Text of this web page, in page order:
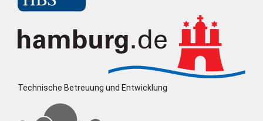
Technische Betreuung und Entwicklung